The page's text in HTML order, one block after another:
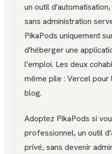
un outil
sans administration
PikaPods uniquement
d'héberger une
l'emploi. Les deux
même pile : Vercel
blog.
Adoptez PikaPods si
professionnel, un outil
privé, sans devenir